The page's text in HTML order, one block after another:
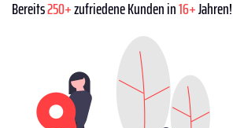
Bereits250+zufriedene Kunden in16+Jahren!